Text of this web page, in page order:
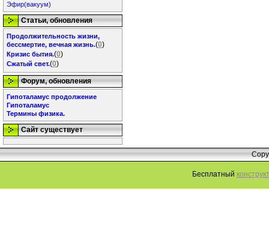
Эфир(вакуум)
Статьи, обновления
Продолжительность жизни,
бессмертие, вечная жизнь.(0)
Кризис бытия.(0)
Сжатый свет.(0)
Форум, обновления
Гипоталамус продолжение
Гипоталамус
Термины физика.
Сайт существует
Бесплатный